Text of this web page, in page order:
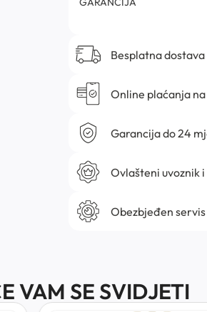
Besplatna
Online plaćanja na
Garancija do 24
Ovlašteni uvoznik
Obezbjeđen servis
VAM SE SVIDJETI